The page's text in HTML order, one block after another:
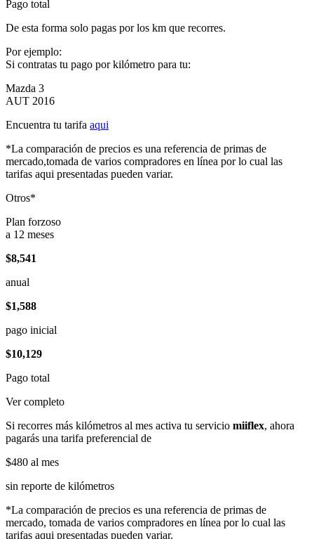
Pago total
De esta forma solo pagas por los km que recorres.
Por ejemplo:
Si contratas tu pago por kilómetro para tu:
Mazda 3
AUT 2016
Encuentra tu tarifa aqui
*La comparación de precios es una referencia de primas de
mercado,tomada de varios compradores en línea por lo cual las
tarifas aqui presentadas pueden variar.
Otros*
Plan forzoso
a 12 meses
$8,541
anual
$1,588
pago inicial
$10,129
Pago total
Ver completo
Si recorres más kilómetros al mes activa tu servicio miiflex, ahora
pagarás una tarifa preferencial de
$480 al mes
sin reporte de kilómetros
*La comparación de precios es una referencia de primas de
mercado, tomada de varios compradores en línea por lo cual las
tarifas aqui presentadas pueden variar.